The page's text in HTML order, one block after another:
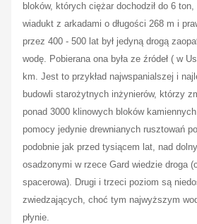
bloków, których ciężar dochodził do 6
wiadukt z arkadami o długości 268 m i
przez 400 - 500 lat był jedyną drogą
wodę. Pobierana ona była ze źródeł ( w
km. Jest to przykład najwspanialszej i
budowli starożytnych inżynierów, którzy
ponad 3000 klinowych bloków
pomocy jedynie drewnianych rusztowań
podobnie jak przed tysiącem lat, nad
osadzonymi w rzece Gard wiedzie droga
spacerowa). Drugi i trzeci poziom są
zwiedzających, choć tym najwyższym
płynie.